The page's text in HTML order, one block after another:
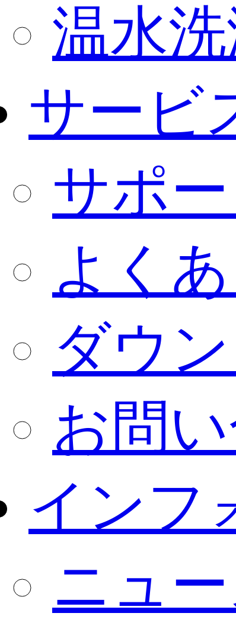
温水
サービ
サポ
よく
ダウ
お問
インフ
ニュ